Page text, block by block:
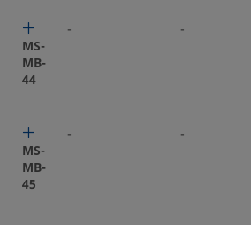
MS-
MB-
44
- -
MS-
MB-
45
- -